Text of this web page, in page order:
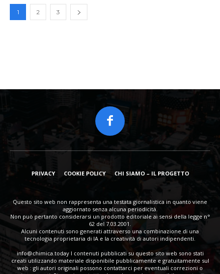
1 2 3
PRIVACY COOKIE POLICY CHI SIAMO – IL PROGETTO
Questo sito web non rappresenta una testata giornalistica in quanto viene
aggiornato senza alcuna periodicità.
Non può pertanto considerarsi un prodotto editoriale ai sensi della legge n°
62 del 7.03.2001.
Alcuni contenuti sono generati attraverso una combinazione di una
tecnologia proprietaria di IA e la creatività di autori indipendenti.
info@chimica.todayI contenuti pubblicati su questo sito web sono stati
creati utilizzando materiale disponibile pubblicamente e gratuitamente sul
web : gli autori originali possono contattarci per eventuali correzioni o